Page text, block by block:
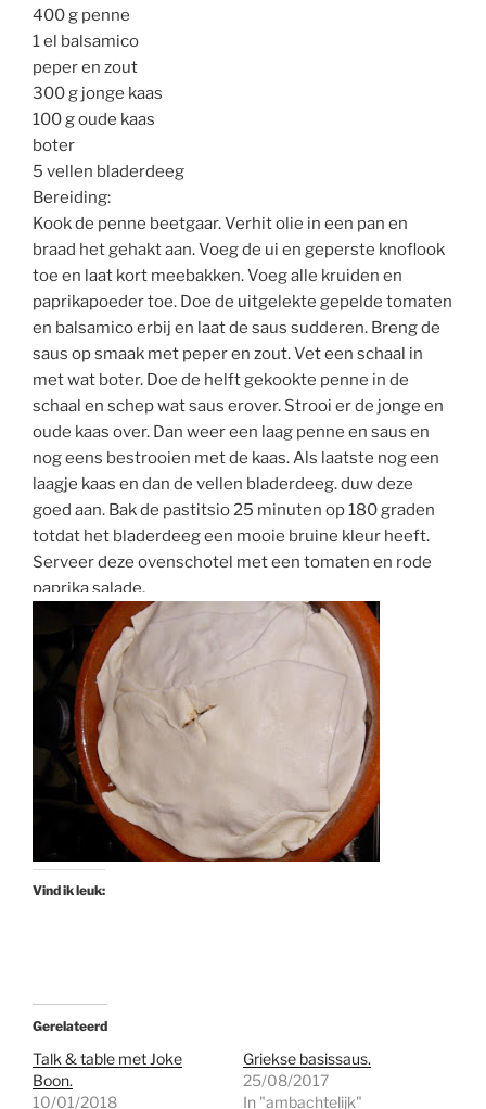
400 g penne
1 el balsamico
peper en zout
300 g jonge kaas
100 g oude kaas
boter
5 vellen bladerdeeg
Bereiding:
Kook de penne beetgaar. Verhit olie in een pan en
braad het gehakt aan. Voeg de ui en geperste knoflook
toe en laat kort meebakken. Voeg alle kruiden en
paprikapoeder toe. Doe de uitgelekte gepelde tomaten
en balsamico erbij en laat de saus sudderen. Breng de
saus op smaak met peper en zout. Vet een schaal in
met wat boter. Doe de helft gekookte penne in de
schaal en schep wat saus erover. Strooi er de jonge en
oude kaas over. Dan weer een laag penne en saus en
nog eens bestrooien met de kaas. Als laatste nog een
laagje kaas en dan de vellen bladerdeeg. duw deze
goed aan. Bak de pastitsio 25 minuten op 180 graden
totdat het bladerdeeg een mooie bruine kleur heeft.
Serveer deze ovenschotel met een tomaten en rode
paprika salade.
Vind ik leuk:
Gerelateerd
Talk & table met Joke
Boon.
10/01/2018
Griekse basissaus.
25/08/2017
In "ambachtelijk"